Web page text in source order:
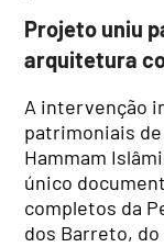
Projeto uniu
arquitetura
A intervenção
patrimoniais
Hammam
único
completos da
dos Barreto, do